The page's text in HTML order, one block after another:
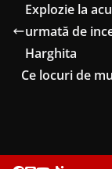
Explozie la
urmată de
Harghita
Ce locuri de